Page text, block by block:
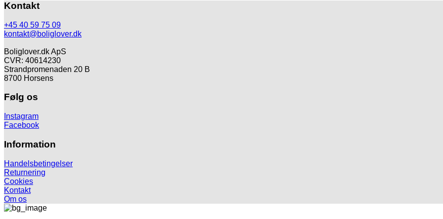
Kontakt
+45 40 59 75 09
kontakt@boliglover.dk
Boliglover.dk ApS
CVR: 40614230
Strandpromenaden 20 B
8700 Horsens
Følg os
Instagram
Facebook
Information
Handelsbetingelser
Returnering
Cookies
Kontakt
Om os